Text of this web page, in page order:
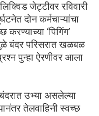
जेट्टीवर रविवारी
दोन कर्मचाऱ्यांचा
‘पिगिंग’
बंदर परिसरात खळबळ
पुन्हा ऐरणीवर आला
उभ्या असलेल्या
तेलवाहिनी स्वच्छ